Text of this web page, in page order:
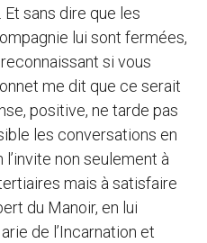
Et sans dire que les
lui sont fermées,
si vous
me dit que ce serait
positive, ne tarde pas
les conversations en
non seulement à
mais à satisfaire
du Manoir, en lui
de l’Incarnation et